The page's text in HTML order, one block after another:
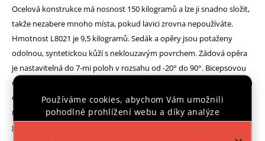
Používáme cookies, abychom Vám umožnili
pohodlné prohlížení webu a díky analýze
provozu webu neustále zlepšovali jeho funkce,
Ocelová konstrukce má nosnost 150 kilogramů a lze ji snadno složit,
takže nezabere mnoho místa, pokud lavici zrovna nepoužíváte.
Hmotnost L8021 je 9,5 kilogramů. Sedák a opěry jsou potaženy
odolnou, syntetickou kůží s neklouzavým povrchem. Zádová opěra
je nastavitelná do 7-mi poloh v rozsahu od -20° do 90°. Bicepsovou
opěru je možné výškově nastavit do 2 poloh. Stabilizátory lavice jsou
osazeny gumovými koncovkami, které lavici udrží pevně na svém
místě. Na přední noze se nacházejí poutka k zaháčení dodávaných
gumových lan pro trénink paží.